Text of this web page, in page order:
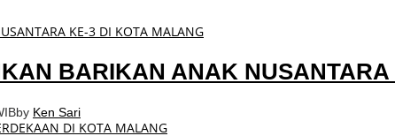
BARIKAN ANAK
by Ken Sari